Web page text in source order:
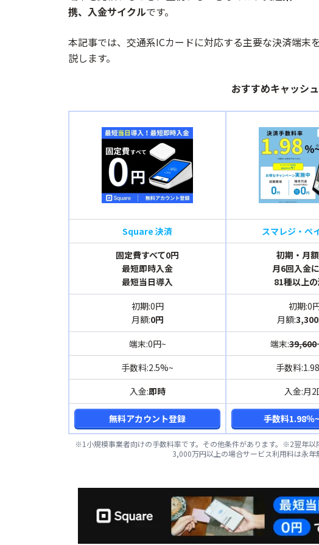
携、入金サイクルです。
本記事では、交通系ICカードに対応する主要な決済端
説します。
おすすめキャッシ
Square 決済 スマレジ・ペ
固定費すべて0円
最短即時入金
最短当日導入
初期・月
月6回入金
81種以上
初期:0円
月額:0円
初期:0
月額:
端末:0円~ 端末:39,600
手数料:2.5%~
手数料
入金:即時 入金:月2
無料アカウント登録 手数料1.98％
※1小規模事業者向けの手数料率です。その他条件があります。※2翌年
3,000万円以上の場合サービス利用料は永